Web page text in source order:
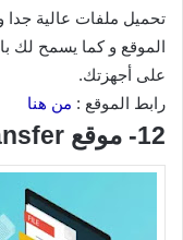
تحميل ملفات عالية جدا
الموقع و كما يسمح لك
على أجهزتك.
رابط الموقع : من هنا
12- موقع File Transfer